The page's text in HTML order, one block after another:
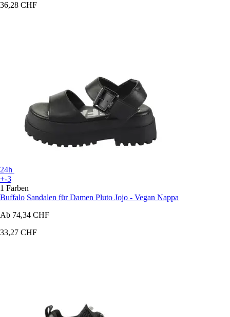
36,28 CHF
24h
+-3
1 Farben
Buffalo Sandalen für Damen Pluto Jojo - Vegan Nappa
Ab 74,34 CHF
33,27 CHF